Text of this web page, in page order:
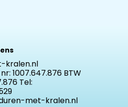
kralen.nl
1007.647.876 BTW
Tel:
met-kralen.nl